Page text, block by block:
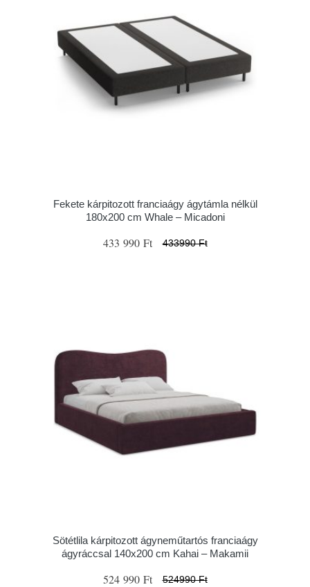
Fekete kárpitozott franciaágy ágytámla nélkül
180x200 cm Whale – Micadoni
433 990 Ft 433990 Ft
Sötétlila kárpitozott ágyneműtartós franciaágy
ágyráccsal 140x200 cm Kahai – Makamii
524 990 Ft 524990 Ft